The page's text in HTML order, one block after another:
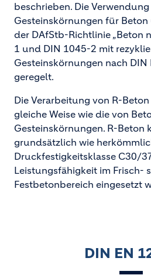
beschrieben. Die
Gesteinskörnungen für
der DAfStb-Richtlinie „Beton
1 und DIN 1045-2 mit
Gesteinskörnungen nach DIN
geregelt.
Die Verarbeitung von R-
gleiche Weise wie die von
Gesteinskörnungen. R-Beton
grundsätzlich wie
Druckfestigkeitsklasse C30/
Leistungsfähigkeit im Frisch-
Festbetonbereich eingesetzt
DIN EN